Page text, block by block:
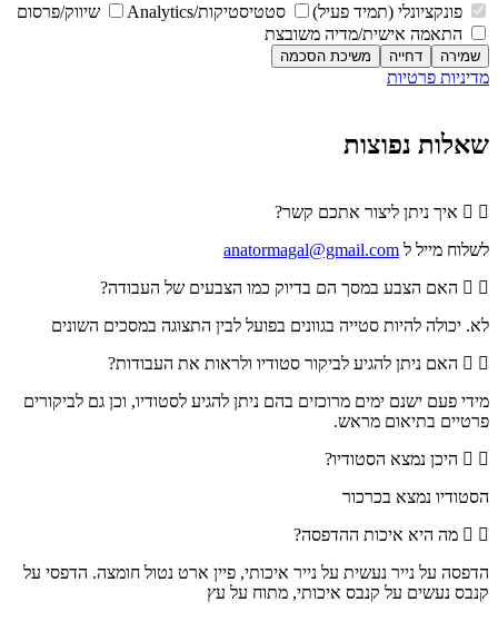
פונקציונלי (תמיד פעיל)
סטטיסטיקות/Analytics
שיווק/פרסום
התאמה אישית/מדיה משובצת
שמירה דחייה משיכת הסכמה
מדיניות פרטיות
שאלות נפוצות
איך ניתן ליצור אתכם קשר?
לשלוח מייל ל anatormagal@gmail.com
האם הצבע במסך הם בדיוק כמו הצבעים של העבודה?
לא. יכולה להיות סטייה בגוונים בפועל לבין התצוגה במסכים השונים
האם ניתן להגיע לביקור סטודיו ולראות את העבודות?
מידי פעם ישנם ימים מרוכזים בהם ניתן להגיע לסטודיו, וכן גם לביקורים
פרטיים בתיאום מראש.
היכן נמצא הסטודיו?
הסטודיו נמצא בכרכור
מה היא איכות ההדפסה?
הדפסה על נייר נעשית על נייר איכותי, פיין ארט נטול חומצה. הדפסי על
קנבס נעשים על קנבס איכותי, מתוח על עץ